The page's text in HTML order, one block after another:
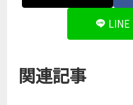
LINE
関連記事